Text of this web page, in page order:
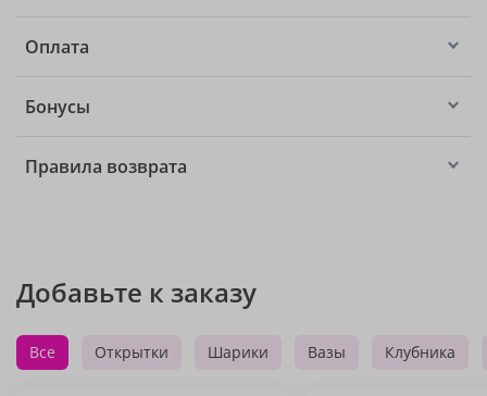
Оплата
Бонусы
Правила возврата
Добавьте к заказу
Все Открытки Шарики Вазы Клубника